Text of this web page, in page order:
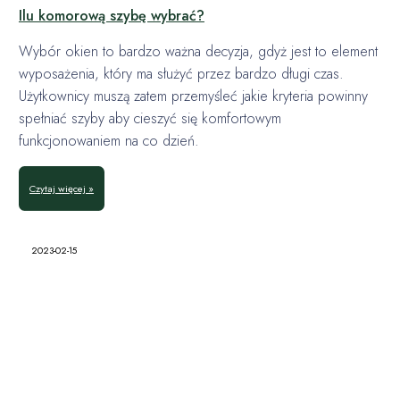
Ilu komorową szybę wybrać?
Wybór okien to bardzo ważna decyzja, gdyż jest to element
wyposażenia, który ma służyć przez bardzo długi czas.
Użytkownicy muszą zatem przemyśleć jakie kryteria powinny
spełniać szyby aby cieszyć się komfortowym
funkcjonowaniem na co dzień.
Czytaj więcej »
2023-02-15